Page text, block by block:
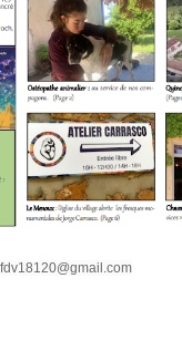
fdv18120@gmail.com